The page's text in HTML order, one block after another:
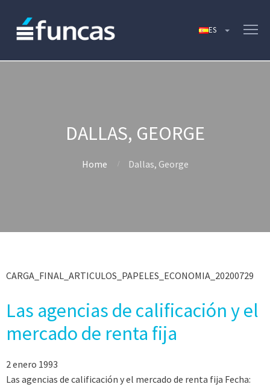
DALLAS, GEORGE
Home Dallas, George
CARGA_FINAL_ARTICULOS_PAPELES_ECONOMIA_20200729
Las agencias de calificación y el
mercado de renta fija
2 enero 1993
Las agencias de calificación y el mercado de renta fija Fecha: